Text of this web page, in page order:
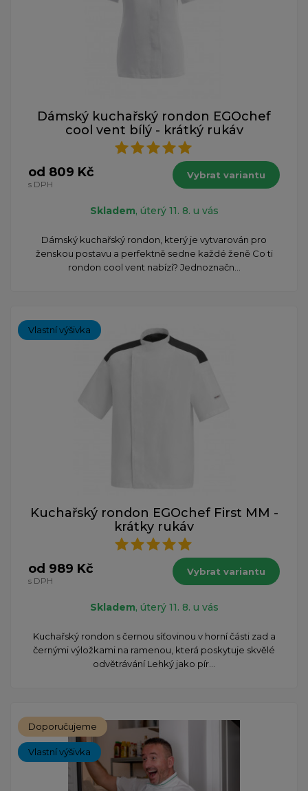
Dámský kuchařský rondon EGOchef
cool vent bílý - krátký rukáv
od 809 Kč
s DPH
Vybrat variantu
Skladem, úterý 11. 8. u vás
​Dámský kuchařský rondon, který je vytvarován pro
ženskou postavu a perfektně sedne každé ženě Co ti
rondon cool vent nabízí? Jednoznačn...
Vlastní výšivka
Kuchařský rondon EGOchef First MM -
krátky rukáv
od 989 Kč
s DPH
Vybrat variantu
Skladem, úterý 11. 8. u vás
​Kuchařský rondon s černou síťovinou v horní části zad a
černými výložkami na ramenou, která poskytuje skvělé
odvětrávání Lehký jako pír...
Doporučujeme
Vlastní výšivka